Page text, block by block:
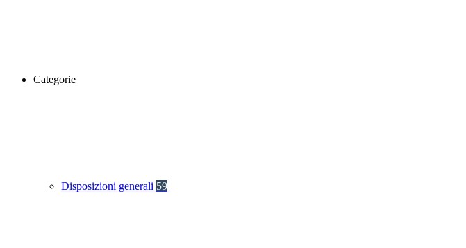
Categorie
Disposizioni generali 59